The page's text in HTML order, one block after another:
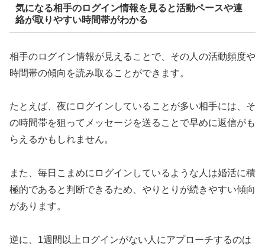
気になる相手のログイン情報を見ると活動ペースや連
絡が取りやすい時間帯がわかる
相手のログイン情報が見えることで、その人の活動頻度や
時間帯の傾向を読み取ることができます。
たとえば、夜にログインしていることが多い相手には、そ
の時間帯を狙ってメッセージを送ることで早めに返信がも
らえるかもしれません。
また、毎日こまめにログインしているような人は婚活に積
極的であると判断できるため、やりとりが続きやすい傾向
があります。
逆に、1週間以上ログインがない人にアプローチするのは